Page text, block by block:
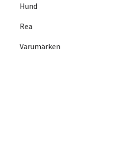
Hund
Rea
Varumärken